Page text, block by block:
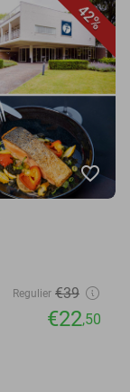
42%
favorite_border
Regulier €39
€22,50